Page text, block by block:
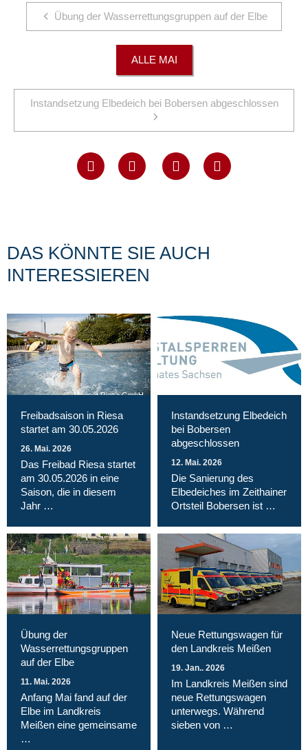
Übung der Wasserrettungsgruppen auf der Elbe
ALLE MAI
Instandsetzung Elbedeich bei Bobersen abgeschlossen
DAS KÖNNTE SIE AUCH
INTERESSIEREN
Magnet Riesa GmbH
Freibadsaison in Riesa
startet am 30.05.2026
26. Mai. 2026
Das Freibad Riesa startet
am 30.05.2026 in eine
Saison, die in diesem
Jahr …
Instandsetzung Elbedeich
bei Bobersen
abgeschlossen
12. Mai. 2026
Die Sanierung des
Elbedeiches im Zeithainer
Ortsteil Bobersen ist …
Übung der
Wasserrettungsgruppen
auf der Elbe
11. Mai. 2026
Anfang Mai fand auf der
Elbe im Landkreis
Meißen eine gemeinsame
…
Neue Rettungswagen für
den Landkreis Meißen
19. Jan.. 2026
Im Landkreis Meißen sind
neue Rettungswagen
unterwegs. Während
sieben von …